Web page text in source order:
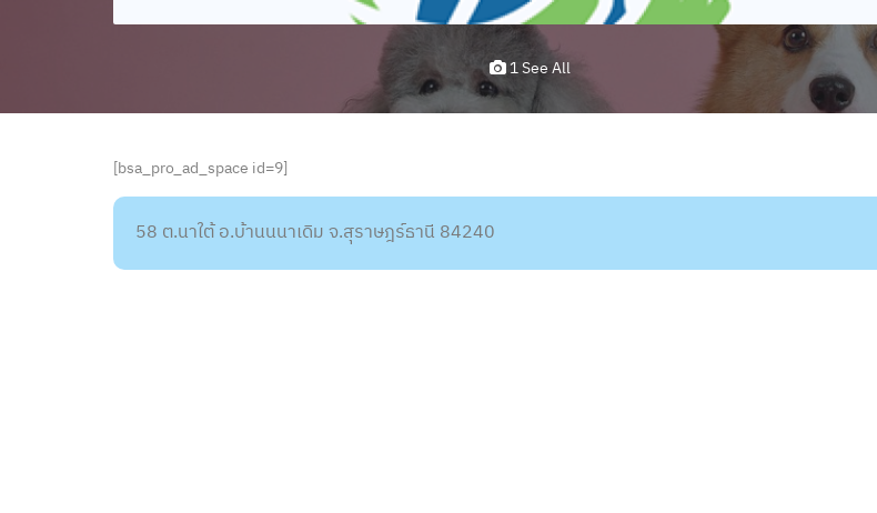
1 See All
[bsa_pro_ad_space id=9]
58 ต.นาใต้ อ.บ้านนนาเดิม จ.สุราษฎร์ธานี 84240